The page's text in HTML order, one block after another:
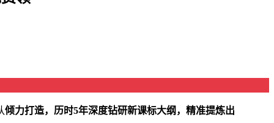
倾力打造，历时5年深度钻研新课标大纲，精准提炼出